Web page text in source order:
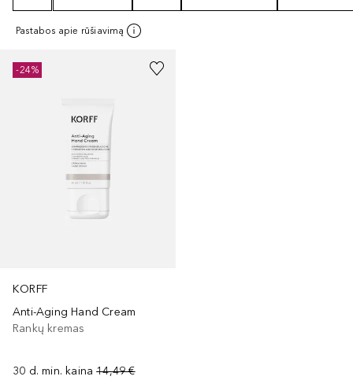
Pastabos apie rūšiavimą
KORFF
Anti-Aging Hand Cream
Rankų kremas
30 d. min. kaina 14,49 €
-24%